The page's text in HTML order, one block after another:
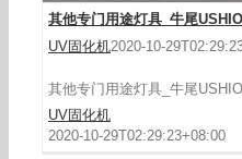
其他专门用途灯具_牛尾
UV固化机2020-10-
其他专门用途灯具_牛尾
UV固化机
2020-10-29T02:29:23+08:00